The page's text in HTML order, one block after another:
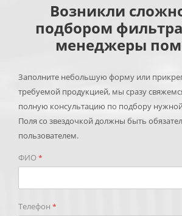
Возникли
подбором
менеджеры
Заполните небольшую форму или
требуемой продукцией, мы сразу
полную консультацию по подбору
Поля со звездочкой должны быть
пользователем.
ФИО*
Телефон *